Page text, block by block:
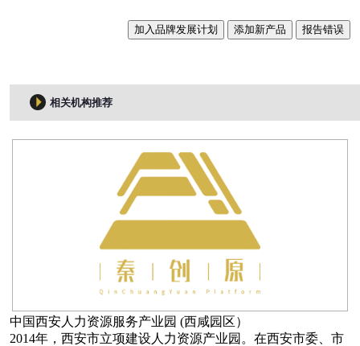
加入品牌发展计划 添加新产品 报告错误
相关机构推荐
中国西安人力资源服务产业园 (西咸园区）
2014年，西安市立项建设人力资源产业园。在西安市委、市